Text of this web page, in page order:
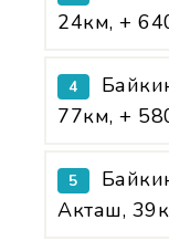
24км, +
4
77км, +
5
Акташ,